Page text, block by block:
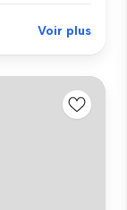
Voir plus